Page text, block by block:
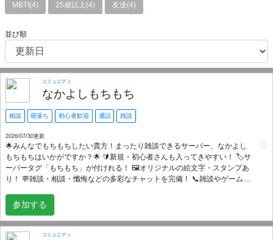
MBTI(4) 25歳以上(4) 友達(4)
並び順
コミュニティ
なかよしもちもち
相談 寝落ち 初心者歓迎 通話 雑談
2026/07/30更新
🌟みんなでもちもちしたい貴方！まったり雑談できるサーバー、なかよし
もちもちはいかがですか？🌟 🔰新規・初心者さんも入ってきやすい！ 🏷️サ
ーバータグ「もちもち」が付けれる！ 🖼️オリジナルの絵文字・スタンプあ
り！ 💬雑談・相談・懺悔などの多彩なチャットを完備！ 📞雑談やゲームな
る！ 💭意見・要望を伝えやすい！ 🛡️荒らし対策もしっかり！ 私たちと一緒
に楽しく雑談しませんか？ ご参加お待ちしております✨
参加する
コミュニティ